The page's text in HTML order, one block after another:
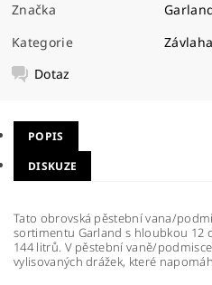
Značka
Kategorie
Závlaha
Dotaz
POPIS
DISKUZE
Tato obrovská pěstební vana/
sortimentu Garland s hloubkou 12
144 litrů. V pěstební vaně/
vylisovaných drážek, které